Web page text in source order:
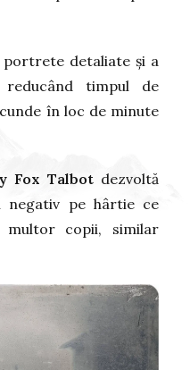
portrete detaliate și a
reducând timpul de
în loc de minute
Fox Talbot dezvoltă
negativ pe hârtie ce
multor copii, similar